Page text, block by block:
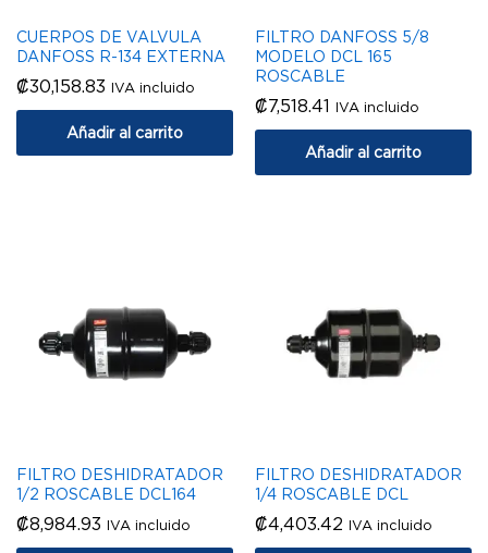
CUERPOS DE VALVULA
DANFOSS R-134 EXTERNA
₡30,158.83 IVA incluido
Añadir al carrito
FILTRO DANFOSS 5/8
MODELO DCL 165
ROSCABLE
₡7,518.41 IVA incluido
Añadir al carrito
FILTRO DESHIDRATADOR
1/2 ROSCABLE DCL164
₡8,984.93 IVA incluido
FILTRO DESHIDRATADOR
1/4 ROSCABLE DCL
₡4,403.42 IVA incluido